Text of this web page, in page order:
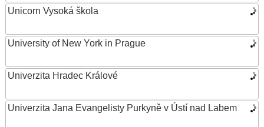
Unicorn Vysoká škola
University of New York in Prague
Univerzita Hradec Králové
Univerzita Jana Evangelisty Purkyně v Ústí nad Labem